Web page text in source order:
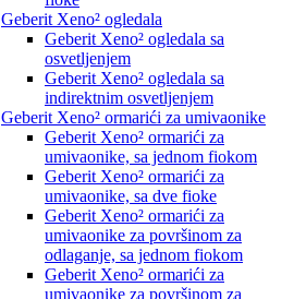
Geberit Xeno² ogledala
Geberit Xeno² ogledala sa
osvetljenjem
Geberit Xeno² ogledala sa
indirektnim osvetljenjem
Geberit Xeno² ormarići za umivaonike
Geberit Xeno² ormarići za
umivaonike, sa jednom fiokom
Geberit Xeno² ormarići za
umivaonike, sa dve fioke
Geberit Xeno² ormarići za
umivaonike za površinom za
odlaganje, sa jednom fiokom
Geberit Xeno² ormarići za
umivaonike za površinom za